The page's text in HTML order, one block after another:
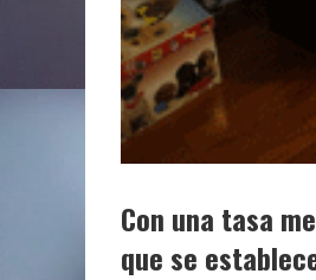
Con una tasa
que se